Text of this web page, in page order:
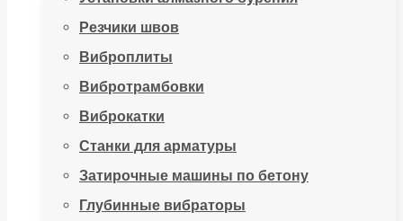
Резчики швов
Виброплиты
Вибротрамбовки
Виброкатки
Станки для арматуры
Затирочные машины по бетону
Глубинные вибраторы